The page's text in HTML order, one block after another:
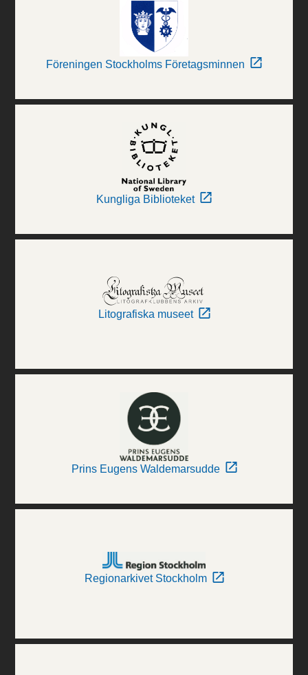
Föreningen Stockholms Företagsminnen
Kungliga Biblioteket
Litografiska museet
Prins Eugens Waldemarsudde
Regionarkivet Stockholm